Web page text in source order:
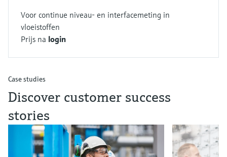
Voor continue niveau- en interfacemeting in
vloeistoffen
Prijs na login
Case studies
Discover customer success
stories